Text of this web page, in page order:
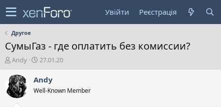
Увійти Реєстрація
Другое
СумыГаз - где оплатить без комиссии?
А
т
о
р
Andy
Д
т
с
27.01.20
Andy
Well-Known Member